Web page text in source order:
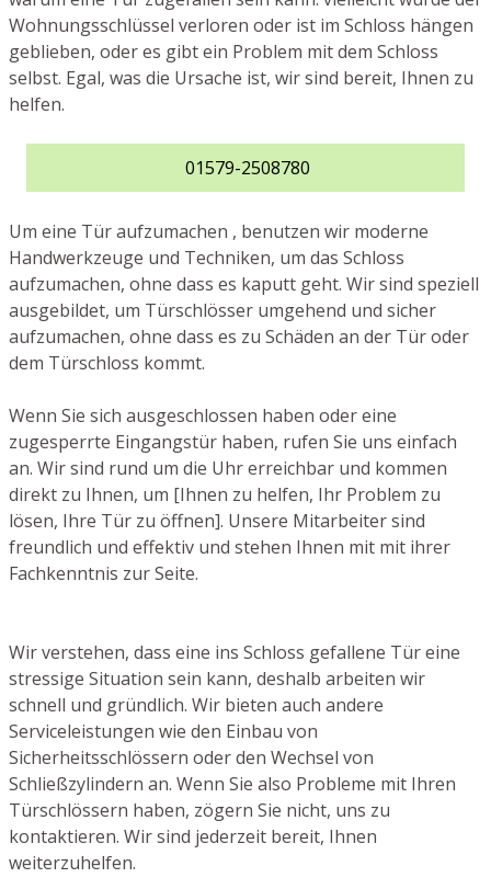
Wohnungsschlüssel verloren oder ist im Schloss hängen
geblieben, oder es gibt ein Problem mit dem Schloss
selbst. Egal, was die Ursache ist, wir sind bereit, Ihnen zu
helfen.
01579-2508780
Um eine Tür aufzumachen , benutzen wir moderne
Handwerkzeuge und Techniken, um das Schloss
aufzumachen, ohne dass es kaputt geht. Wir sind speziell
ausgebildet, um Türschlösser umgehend und sicher
aufzumachen, ohne dass es zu Schäden an der Tür oder
dem Türschloss kommt.
Wenn Sie sich ausgeschlossen haben oder eine
zugesperrte Eingangstür haben, rufen Sie uns einfach
an. Wir sind rund um die Uhr erreichbar und kommen
direkt zu Ihnen, um [Ihnen zu helfen, Ihr Problem zu
lösen, Ihre Tür zu öffnen]. Unsere Mitarbeiter sind
freundlich und effektiv und stehen Ihnen mit mit ihrer
Fachkenntnis zur Seite.
Wir verstehen, dass eine ins Schloss gefallene Tür eine
stressige Situation sein kann, deshalb arbeiten wir
schnell und gründlich. Wir bieten auch andere
Serviceleistungen wie den Einbau von
Sicherheitsschlössern oder den Wechsel von
Schließzylindern an. Wenn Sie also Probleme mit Ihren
Türschlössern haben, zögern Sie nicht, uns zu
kontaktieren. Wir sind jederzeit bereit, Ihnen
weiterzuhelfen.